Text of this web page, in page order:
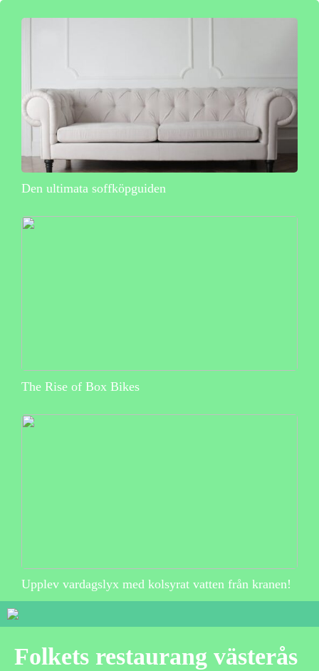
Den ultimata soffköpguiden
The Rise of Box Bikes
Upplev vardagslyx med kolsyrat vatten från kranen!
Folkets restaurang västerås